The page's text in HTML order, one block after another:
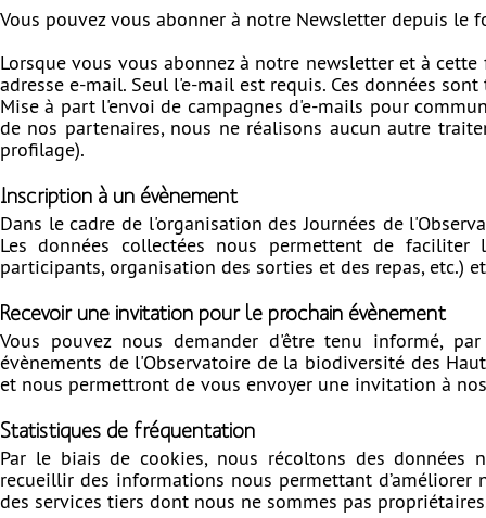
Vous pouvez vous abonner à notre Newsletter depuis
Lorsque vous vous abonnez à notre newsletter et à
adresse e-mail. Seul l'e-mail est requis. Ces données
Mise à part l'envoi de campagnes d'e-mails pour
de nos partenaires, nous ne réalisons aucun autre
profilage).
Inscription à un évènement
Dans le cadre de l'organisation des Journées de
Les données collectées nous permettent de faciliter
participants, organisation des sorties et des repas, etc.)
Recevoir une invitation pour le prochain évènement
Vous pouvez nous demander d'être tenu informé,
évènements de l'Observatoire de la biodiversité des
et nous permettront de vous envoyer une invitation à
Statistiques de fréquentation
Par le biais de cookies, nous récoltons des données
recueillir des informations nous permettant
des services tiers dont nous ne sommes pas